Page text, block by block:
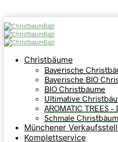
Christbäume
Bayerische
Bayerische BIO
BIO Christbäume
Ultimative
AROMATIC TREES
Schmale
Münchener
Komplettservice
Über
Uns